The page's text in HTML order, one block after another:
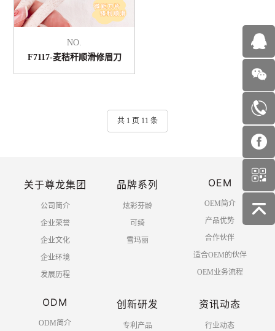
NO.
F7117-麦秸秆顺滑修眉刀
共 1 页 11 条
关于尊龙集团
公司简介
企业荣誉
企业文化
企业环境
发展历程
品牌系列
炫彩芬龄
可绮
雪玛丽
OEM
OEM简介
产品优势
合作伙伴
适合OEM的伙伴
OEM业务流程
ODM
ODM简介
创新研发
专利产品
资讯动态
行业动态